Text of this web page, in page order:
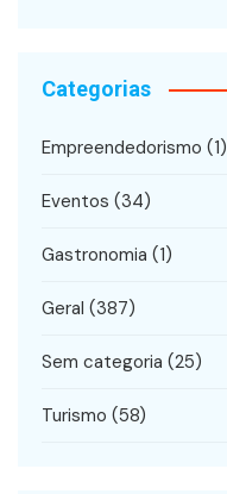
Categorias
Empreendedorismo (1)
Eventos (34)
Gastronomia (1)
Geral (387)
Sem categoria (25)
Turismo (58)